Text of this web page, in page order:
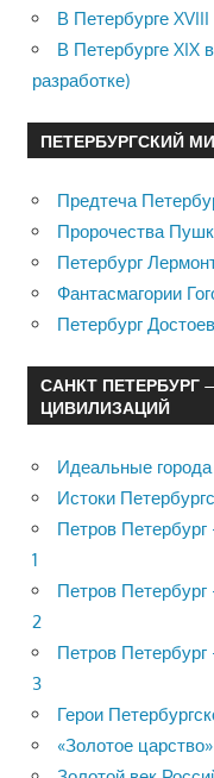
В Петербурге
В Петербурге XIX
разработке)
ПЕТЕРБУРГСКИЙ
Предтеча
Пророчества
Петербург
Фантасмагории
Петербург
САНКТ
ЦИВИЛИЗАЦИЙ
Идеальные города
Истоки
Петров
1
Петров
2
Петров
3
Герои
«Золотое